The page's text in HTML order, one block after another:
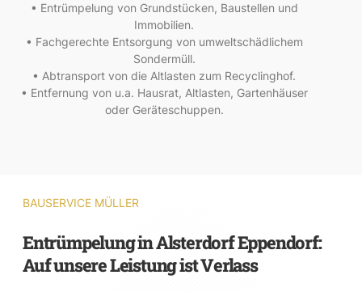
• Entrümpelung von Grundstücken, Baustellen und
Immobilien.
• Fachgerechte Entsorgung von umweltschädlichem
Sondermüll.
• Abtransport von die Altlasten zum Recyclinghof.
• Entfernung von u.a. Hausrat, Altlasten, Gartenhäuser
oder Geräteschuppen.
BAUSERVICE MÜLLER
Entrümpelung in Alsterdorf Eppendorf:
Auf unsere Leistung ist Verlass